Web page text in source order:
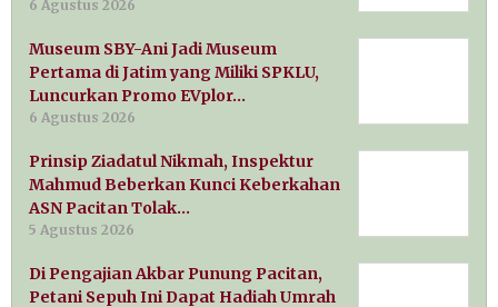
6 Agustus 2026
Museum SBY-Ani Jadi Museum
Pertama di Jatim yang Miliki SPKLU,
Luncurkan Promo EVplor…
6 Agustus 2026
Prinsip Ziadatul Nikmah, Inspektur
Mahmud Beberkan Kunci Keberkahan
ASN Pacitan Tolak…
5 Agustus 2026
Di Pengajian Akbar Punung Pacitan,
Petani Sepuh Ini Dapat Hadiah Umrah